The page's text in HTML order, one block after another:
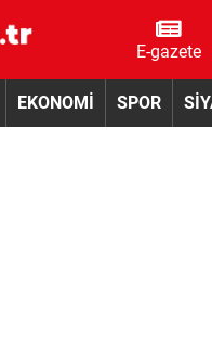
E-gazete
EKONOMİ SPOR